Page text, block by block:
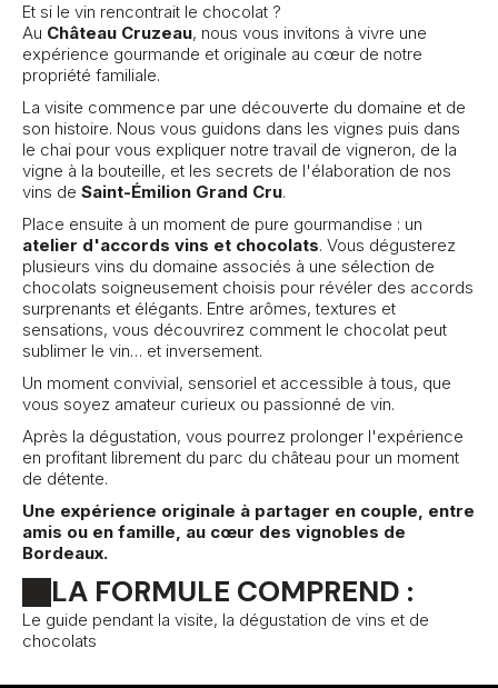
Et si le vin rencontrait le chocolat ?
Au Château Cruzeau, nous vous invitons à vivre une
expérience gourmande et originale au cœur de notre
propriété familiale.
La visite commence par une découverte du domaine et de
son histoire. Nous vous guidons dans les vignes puis dans
le chai pour vous expliquer notre travail de vigneron, de la
vigne à la bouteille, et les secrets de l'élaboration de nos
vins de Saint-Émilion Grand Cru.
Place ensuite à un moment de pure gourmandise : un
atelier d'accords vins et chocolats. Vous dégusterez
plusieurs vins du domaine associés à une sélection de
chocolats soigneusement choisis pour révéler des accords
surprenants et élégants. Entre arômes, textures et
sensations, vous découvrirez comment le chocolat peut
sublimer le vin… et inversement.
Un moment convivial, sensoriel et accessible à tous, que
vous soyez amateur curieux ou passionné de vin.
Après la dégustation, vous pourrez prolonger l'expérience
en profitant librement du parc du château pour un moment
de détente.
Une expérience originale à partager en couple, entre
amis ou en famille, au cœur des vignobles de
Bordeaux.
LA FORMULE COMPREND :
Le guide pendant la visite, la dégustation de vins et de
chocolats